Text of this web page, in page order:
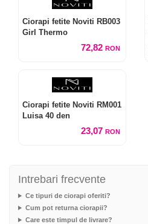
Ciorapi fetite Noviti RB003
Girl Thermo
72,82 RON
Ciorapi fetite Noviti RM001
Luisa 40 den
23,07 RON
Intrebari frecvente
Ce tipuri de ciorapi oferiti?
Cum pot returna ciorapii?
Care este timpul de livrare?